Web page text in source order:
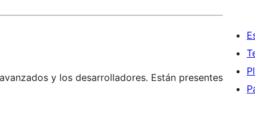
y los desarrolladores. Están presentes